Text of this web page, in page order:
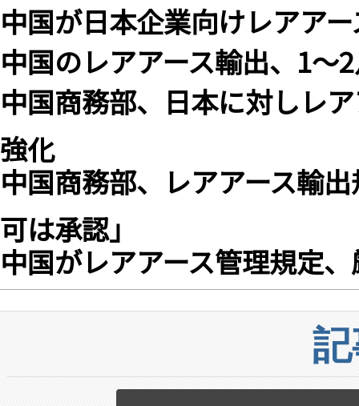
中国が日本企業向けレアア
中国のレアアース輸出、1〜
中国商務部、日本に対しレ
強化
中国商務部、レアアース輸
可は承認」
中国がレアアース管理規定